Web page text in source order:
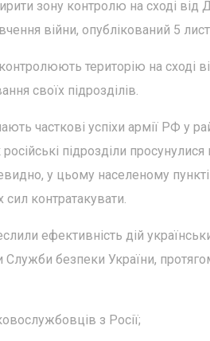
зону контролю на сході від
війни, опублікований 5
територію на сході
своїх підрозділів.
часткові успіхи армії РФ у
підрозділи просунулися
у цьому населеному пункті
сил контратакувати.
ефективність дій
Служби безпеки України,
з Росії;